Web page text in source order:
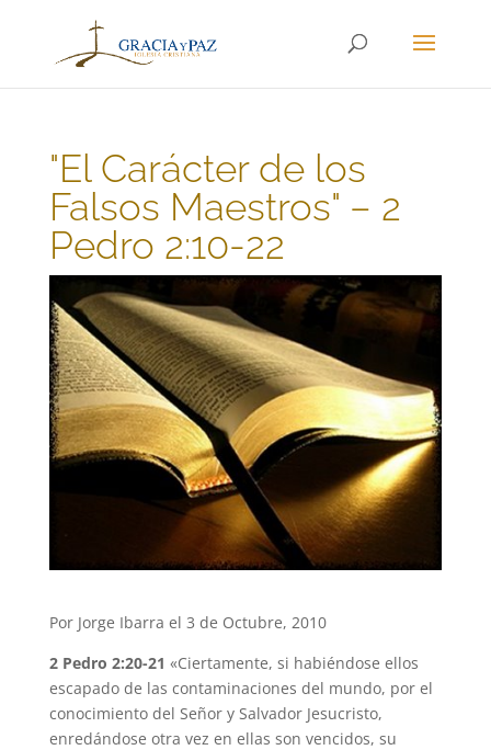
"El Carácter de los
Falsos Maestros" – 2
Pedro 2:10-22
Por Jorge Ibarra el 3 de Octubre, 2010
2 Pedro 2:20-21 «Ciertamente, si habiéndose ellos
escapado de las contaminaciones del mundo, por el
conocimiento del Señor y Salvador Jesucristo,
enredándose otra vez en ellas son vencidos, su